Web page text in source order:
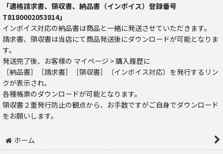
「適格請求書、領収書、納品書（インボイス）登録番号
T8180002053814」
インボイス対応の納品書は商品と一緒に発送させていただきます。
請求書、領収書は当店にて商品発送後にダウンロードが可能となりま
す。
発送完了後、お客様の マイページ > 購入履歴に
［納品書］［請求書］［領収書］（インボイス対応）を発行するリン
クが表示され、
各種帳票のダウンロードが可能となります。
領収書２重発行防止の観点から、お手数ですがご自身でダウンロード
をお願いします。
ホーム